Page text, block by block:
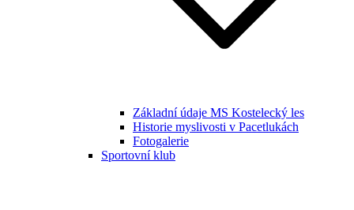
Základní údaje MS Kostelecký les
Historie myslivosti v Pacetlukách
Fotogalerie
Sportovní klub